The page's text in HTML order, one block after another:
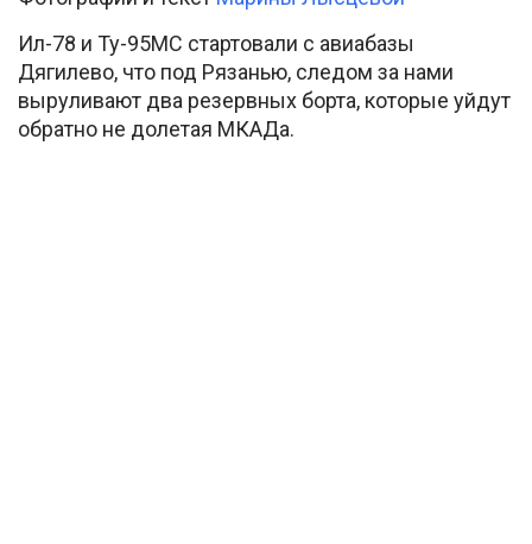
Ил-78 и Ту-95МС стартовали с авиабазы
Дягилево, что под Рязанью, следом за нами
выруливают два резервных борта, которые уйдут
обратно не долетая МКАДа.